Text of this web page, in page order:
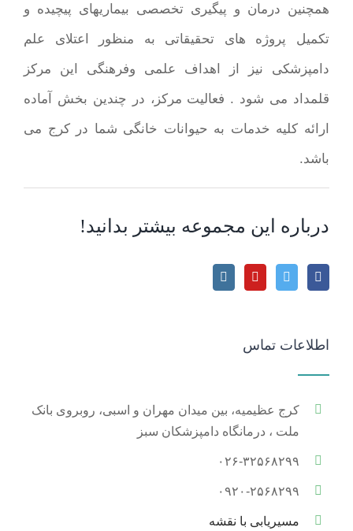
همچنین درمان و پیگیری تخصصی بیماریهای پیچیده و
تکمیل پروژه های تحقیقاتی به منظور اعتلای علم
دامپزشکی نیز از اهداف علمی وفرهنگی این مرکز
قلمداد می شود . فعالیت مرکز، در چندین بخش آماده
ارائه کلیه خدمات به حیوانات خانگی شما در کرج می
باشد.
درباره این مجموعه بیشتر بدانید!
اطلاعات تماس
کرج عظیمیه، بین میدان مهران و اسبی، روبروی بانک
ملت ، درمانگاه دامپزشکان سبز
۰۲۶-۳۲۵۶۸۲۹۹
۰۹۲۰-۲۵۶۸۲۹۹
مسیریابی با نقشه